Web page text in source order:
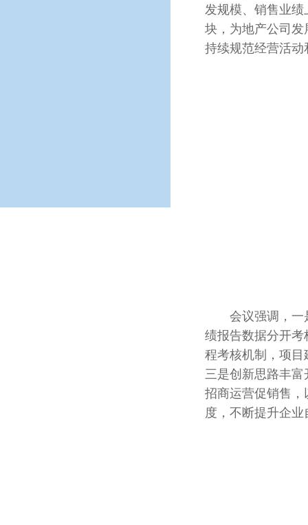
发规模、销售业
块，为地产公司
持续规范经营活
会议强调，一是
绩报告数据分开
程考核机制，项
三是创新思路丰
招商运营促销售
度，不断提升企